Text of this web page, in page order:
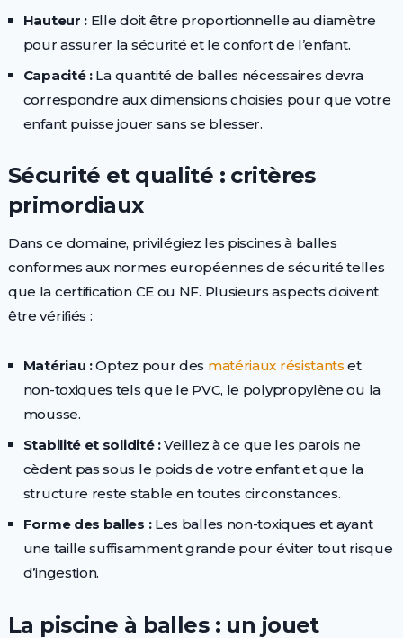
Hauteur : Elle doit être proportionnelle au diamètre
pour assurer la sécurité et le confort de l’enfant.
Capacité :La quantité de balles nécessaires devra
correspondre aux dimensions choisies pour que votre
enfant puisse jouer sans se blesser.
Sécurité et qualité : critères
primordiaux
Dans ce domaine, privilégiez les piscines à balles
conformes aux normes européennes de sécurité telles
que la certification CE ou NF. Plusieurs aspects doivent
être vérifiés :
Matériau :Optez pour des matériaux résistants et
non-toxiques tels que le PVC, le polypropylène ou la
mousse.
Stabilité et solidité :Veillez à ce que les parois ne
cèdent pas sous le poids de votre enfant et que la
structure reste stable en toutes circonstances.
Forme des balles :Les balles non-toxiques et ayant
une taille suffisamment grande pour éviter tout risque
d’ingestion.
La piscine à balles : un jouet